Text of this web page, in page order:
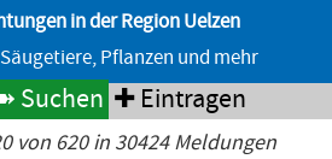
in der Region Uelzen
Pflanzen und mehr
Suchen ✚ Eintragen
von 620 in 30424 Meldungen